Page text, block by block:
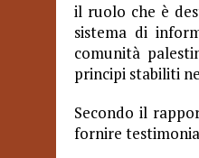
il ruolo che è
sistema di
comunità
principi stabiliti
Secondo il
fornire